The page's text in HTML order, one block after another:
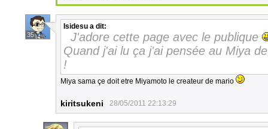
35
Isidesu a dit:
J'adore cette page avec le publique
Quand j'ai lu ça j'ai pensée au Miya
!
Miya sama çe doit etre Miyamoto le createur de mario
kiritsukeni 28/05/2011 22:13:29